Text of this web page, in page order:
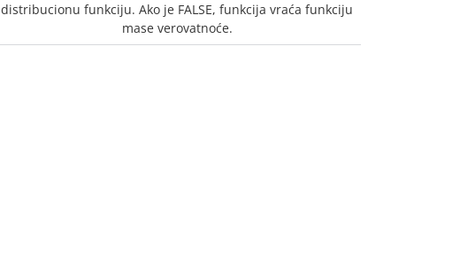
distribucionu funkciju. Ako je FALSE, funkcija vraća funkciju
mase verovatnoće.